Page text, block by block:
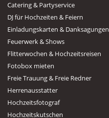
Catering & Partyservice
DJ für Hochzeiten & Feiern
Einladungskarten & Danksagungen
Feuerwerk & Shows
Flitterwochen & Hochzeitsreisen
Fotobox mieten
Freie Trauung & Freie Redner
Herrenausstatter
Hochzeitsfotograf
Hochzeitskutschen